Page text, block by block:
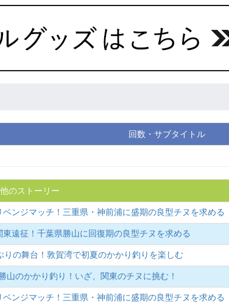
回数・サブタイトル
のストーリー
ベンジマッチ！三重県・神前浦に盛期の良型チヌを求める
東遠征！千葉県勝山に回復期の良型チヌを求める
りの舞台！敦賀湾で初夏のかかり釣りを楽しむ
山のかかり釣り！いざ、関東のチヌに挑む！
ベンジマッチ！三重県・神前浦に盛期の良型チヌを求める